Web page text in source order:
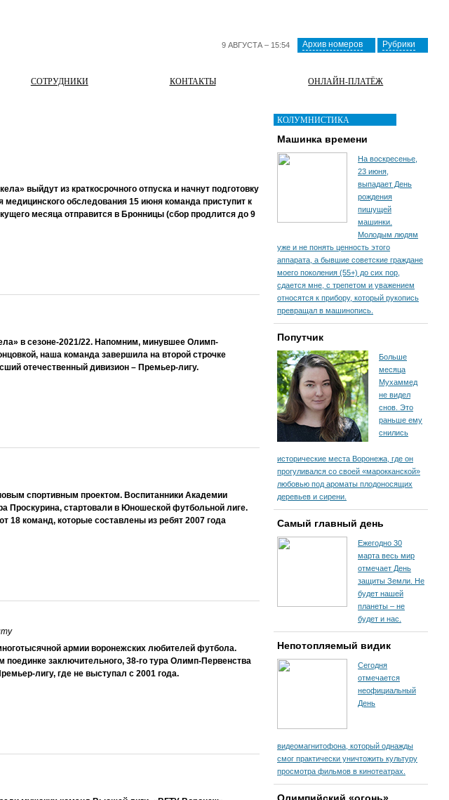
9 АВГУСТА – 15:54 Архив номеров Рубрики
СОТРУДНИКИ КОНТАКТЫ ОНЛАЙН-ПЛАТЁЖ
выйдут из краткосрочного отпуска и начнут подготовку
обследования 15 июня команда приступит к
месяца отправится в Бронницы (сбор продлится до 9
в сезоне-2021/22. Напомним, минувшее Олимп-
наша команда завершила на второй строчке
отечественный дивизион – Премьер-лигу.
спортивным проектом. Воспитанники Академии
Проскурина, стартовали в Юношеской футбольной лиге.
18 команд, которые составлены из ребят 2007 года
армии воронежских любителей футбола.
заключительного, 38-го тура Олимп-Первенства
лигу, где не выступал с 2001 года.
КОЛУМНИСТИКА
Машинка времени
На воскресенье,
23 июня,
выпадает День
рождения
пишущей
машинки.
Молодым людям
уже и не понять ценность этого
аппарата, а бывшие советские граждане
моего поколения (55+) до сих пор,
сдается мне, с трепетом и уважением
относятся к прибору, который рукопись
превращал в машинопись.
Попутчик
Больше
месяца
Мухаммед
не видел
снов. Это
раньше ему
снились
исторические места Воронежа, где он
прогуливался со своей «марокканской»
любовью под ароматы плодоносящих
деревьев и сирени.
Самый главный день
Ежегодно 30
марта весь мир
отмечает День
защиты Земли. Не
будет нашей
планеты – не
будет и нас.
Непотопляемый видик
Сегодня
отмечается
неофициальный
День
видеомагнитофона, который однажды
смог практически уничтожить культуру
просмотра фильмов в кинотеатрах.